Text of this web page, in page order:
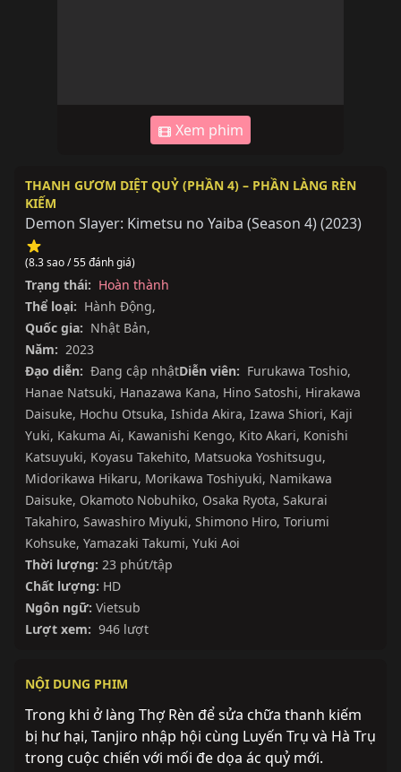
Xem phim
THANH GƯƠM DIỆT QUỶ (PHẦN 4) – PHẦN LÀNG RÈN
KIẾM
Demon Slayer: Kimetsu no Yaiba (Season 4)(2023)
(8.3 sao / 55 đánh giá)
Trạng thái: Hoàn thành
Thể loại: Hành Động,
Quốc gia: Nhật Bản,
Năm: 2023
Đạo diễn: Đang cập nhậtDiễn viên: Furukawa Toshio,
Hanae Natsuki, Hanazawa Kana, Hino Satoshi, Hirakawa
Daisuke, Hochu Otsuka, Ishida Akira, Izawa Shiori, Kaji
Yuki, Kakuma Ai, Kawanishi Kengo, Kito Akari, Konishi
Katsuyuki, Koyasu Takehito, Matsuoka Yoshitsugu,
Midorikawa Hikaru, Morikawa Toshiyuki, Namikawa
Daisuke, Okamoto Nobuhiko, Osaka Ryota, Sakurai
Takahiro, Sawashiro Miyuki, Shimono Hiro, Toriumi
Kohsuke, Yamazaki Takumi, Yuki Aoi
Thời lượng: 23 phút/tập
Chất lượng: HD
Ngôn ngữ: Vietsub
Lượt xem: 946 lượt
NỘI DUNG PHIM
Trong khi ở làng Thợ Rèn để sửa chữa thanh kiếm
bị hư hại, Tanjiro nhập hội cùng Luyến Trụ và Hà Trụ
trong cuộc chiến với mối đe dọa ác quỷ mới.